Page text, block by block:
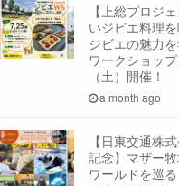
【上総プロジ
いジビエ料理
ジビエの魅力
ワークショッ
（土）開催！
a month ago
【日東交通株
記念】マザー
ワールドを巡